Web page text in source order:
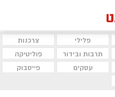
פלילי
צרכנות
תרבות ובידור
פוליטיקה
עסקים
פייסבוק